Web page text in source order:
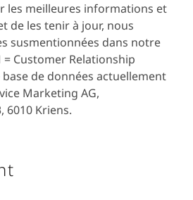
les meilleures informations et
de les tenir à jour, nous
susmentionnées dans notre
= Customer Relationship
de données actuellement
Marketing AG,
6010 Kriens.